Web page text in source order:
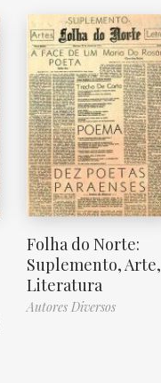
Folha do Norte:
Suplemento, Arte,
Literatura
Autores Diversos